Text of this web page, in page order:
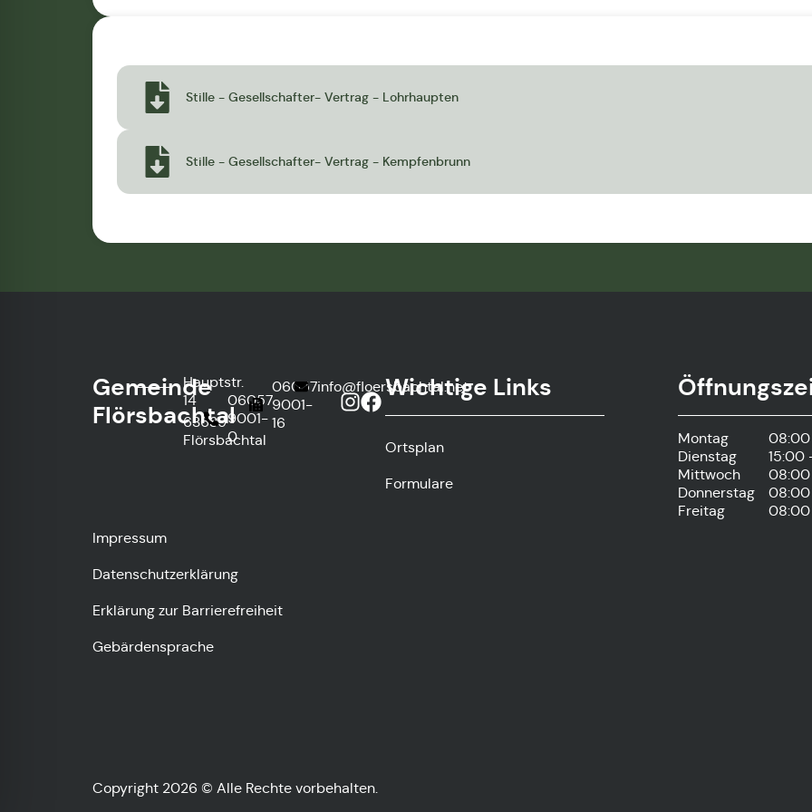
Stille - Gesellschafter- Vertrag - Lohrhaupten
Stille - Gesellschafter- Vertrag - Kempfenbrunn
Gemeinde
Flörsbachtal
Hauptstr.
14
63639
Flörsbachtal
06057
9001-
0
06057
9001-
16
info@floersbachtal.net
Wichtige Links
Ortsplan
Formulare
Montag
08:00
Dienstag
15:00
Mittwoch
08:00
Donnerstag
08:00
Freitag
08:00
Impressum
Datenschutzerklärung
Erklärung zur Barrierefreiheit
Gebärdensprache
Copyright 2026 © Alle Rechte vorbehalten.